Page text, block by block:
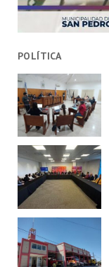
POLÍTICA